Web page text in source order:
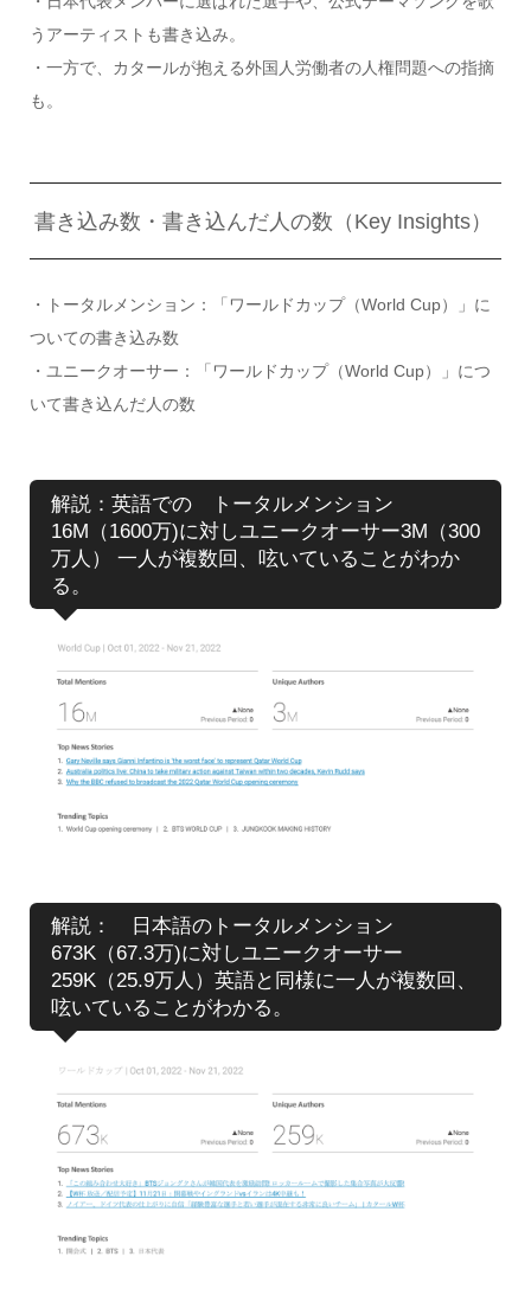
うアーティストも書き込み。
・一方で、カタールが抱える外国人労働者の人権問題への指摘
も。
書き込み数・書き込んだ人の数（Key Insights）
・トータルメンション：「ワールドカップ（World Cup）」に
ついての書き込み数
・ユニークオーサー：「ワールドカップ（World Cup）」につ
いて書き込んだ人の数
解説：英語での トータルメンション
16M（1600万)に対しユニークオーサー3M（300
万人） 一人が複数回、呟いていることがわか
る。
解説： 日本語のトータルメンション
673K（67.3万)に対しユニークオーサー
259K（25.9万人）英語と同様に一人が複数回、
呟いていることがわかる。